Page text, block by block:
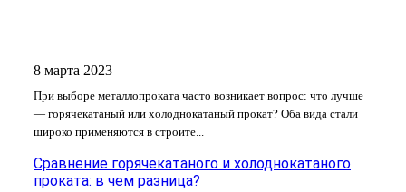
8 марта 2023
При выборе металлопроката часто возникает вопрос: что лучше
— горячекатаный или холоднокатаный прокат? Оба вида стали
широко применяются в строите...
Сравнение горячекатаного и холоднокатаного
проката: в чем разница?